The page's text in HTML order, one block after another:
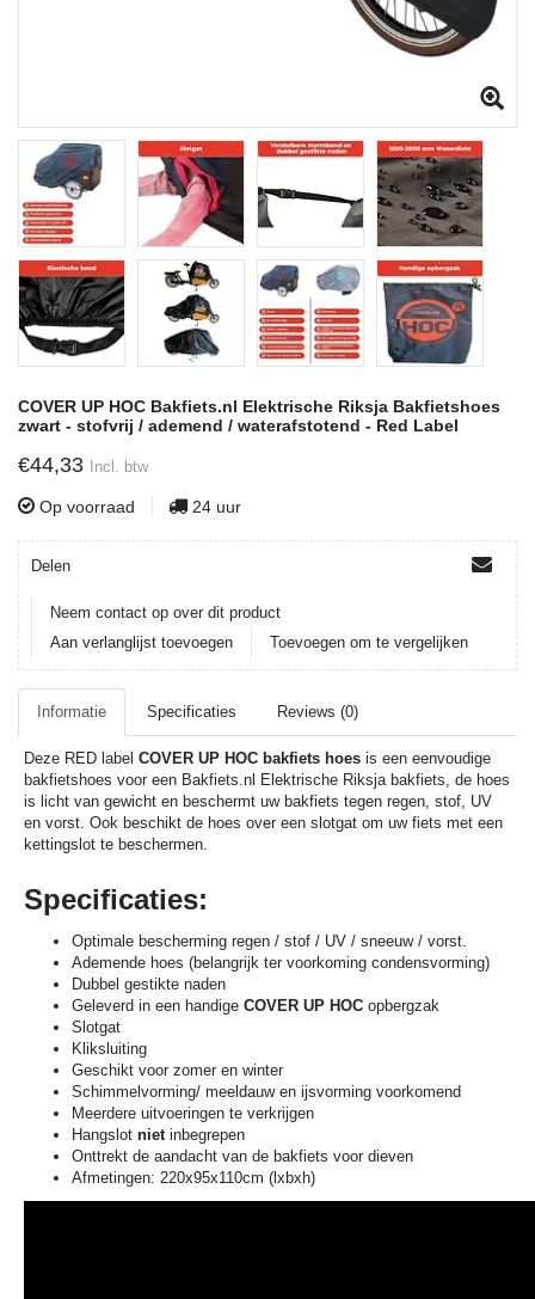
COVER UP HOC Bakfiets.nl Elektrische Riksja Bakfietshoes
zwart - stofvrij / ademend / waterafstotend - Red Label
€44,33 Incl. btw
Op voorraad 24 uur
Delen
Neem contact op over dit product
Aan verlanglijst toevoegen
Toevoegen om te vergelijken
Informatie Specificaties Reviews (0)
Deze RED label COVER UP HOC bakfiets hoes is een eenvoudige
bakfietshoes voor een Bakfiets.nl Elektrische Riksja bakfiets, de hoes
is licht van gewicht en beschermt uw bakfiets tegen regen, stof, UV
en vorst. Ook beschikt de hoes over een slotgat om uw fiets met een
kettingslot te beschermen.
Specificaties:
Optimale bescherming regen / stof / UV / sneeuw / vorst.
Ademende hoes (belangrijk ter voorkoming condensvorming)
Dubbel gestikte naden
Geleverd in een handige COVER UP HOC opbergzak
Slotgat
Kliksluiting
Geschikt voor zomer en winter
Schimmelvorming/ meeldauw en ijsvorming voorkomend
Meerdere uitvoeringen te verkrijgen
Hangslot nietinbegrepen
Onttrekt de aandacht van de bakfiets voor dieven
Afmetingen: 220x95x110cm (lxbxh)